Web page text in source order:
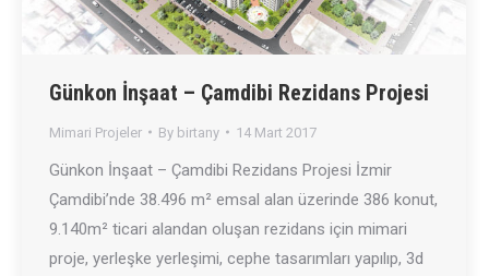
Günkon İnşaat – Çamdibi Rezidans Projesi
Mimari Projeler By birtany 14 Mart 2017
Günkon İnşaat – Çamdibi Rezidans Projesi İzmir
Çamdibi’nde 38.496 m² emsal alan üzerinde 386 konut,
9.140m² ticari alandan oluşan rezidans için mimari
proje, yerleşke yerleşimi, cephe tasarımları yapılıp, 3d